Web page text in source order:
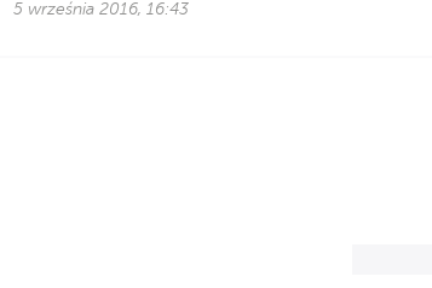
5 września 2016, 16:43